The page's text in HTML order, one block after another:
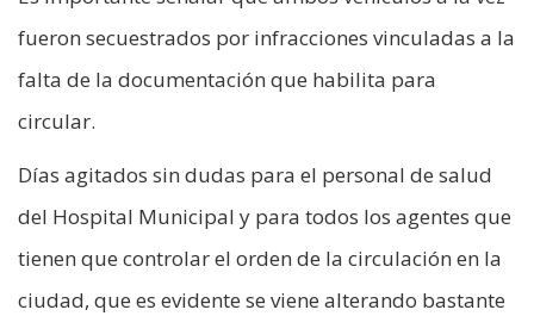
fueron secuestrados por infracciones vinculadas a la
falta de la documentación que habilita para
circular.
Días agitados sin dudas para el personal de salud
del Hospital Municipal y para todos los agentes que
tienen que controlar el orden de la circulación en la
ciudad, que es evidente se viene alterando bastante